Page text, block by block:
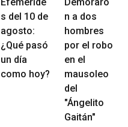
s del 10 de
agosto:
¿Qué pasó
un día
como hoy?
n a dos
hombres
por el robo
en el
mausoleo
del
"Ángelito
Gaitán"